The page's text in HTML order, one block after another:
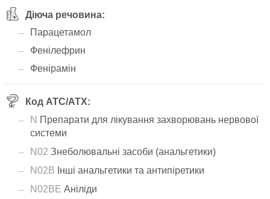
Діюча речовина:
Парацетамол
Фенілефрин
Фенірамін
Код АТС/ATX:
N Препарати для лікування захворювань нервової
системи
N02 Знеболювальні засоби (анальгетики)
N02B Інші анальгетики та антипіретики
N02BE Аніліди